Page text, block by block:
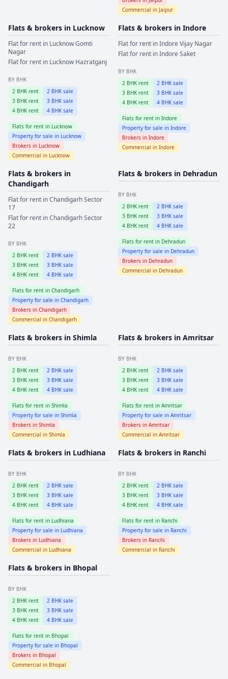
Commercial in Jaipur
Flats & brokers in Lucknow
Flat for rent in LucknowGomti
Nagar
Flat for rent in Lucknow Hazratganj
BY BHK
2 BHK rent 2 BHK sale
3 BHK rent 3 BHK sale
4 BHK rent 4 BHK sale
Flats for rent in Lucknow
Property for sale in Lucknow
Brokers in Lucknow
Commercial in Lucknow
Flats & brokers in Indore
Flat for rent inIndoreVijay Nagar
Flat for rent inIndoreSaket
BY BHK
2 BHK rent 2 BHK sale
3 BHK rent 3 BHK sale
4 BHK rent 4 BHK sale
Flats for rent in Indore
Property for sale in Indore
Brokers in Indore
Commercial in Indore
Flats & brokers in
Chandigarh
Flat for rent inChandigarhSector
17
Flat for rent inChandigarhSector
22
BY BHK
2 BHK rent 2 BHK sale
3 BHK rent 3 BHK sale
4 BHK rent 4 BHK sale
Flats for rent in Chandigarh
Property for sale in Chandigarh
Brokers in Chandigarh
Commercial in Chandigarh
Flats & brokers in Dehradun
BY BHK
2 BHK rent 2 BHK sale
3 BHK rent 3 BHK sale
4 BHK rent 4 BHK sale
Flats for rent in Dehradun
Property for sale in Dehradun
Brokers in Dehradun
Commercial in Dehradun
Flats & brokers in Shimla
BY BHK
2 BHK rent 2 BHK sale
3 BHK rent 3 BHK sale
4 BHK rent 4 BHK sale
Flats for rent in Shimla
Property for sale in Shimla
Brokers in Shimla
Commercial in Shimla
Flats & brokers in Amritsar
BY BHK
2 BHK rent 2 BHK sale
3 BHK rent 3 BHK sale
4 BHK rent 4 BHK sale
Flats for rent in Amritsar
Property for sale in Amritsar
Brokers in Amritsar
Commercial in Amritsar
Flats & brokers in Ludhiana
BY BHK
2 BHK rent 2 BHK sale
3 BHK rent 3 BHK sale
4 BHK rent 4 BHK sale
Flats for rent in Ludhiana
Property for sale in Ludhiana
Brokers in Ludhiana
Commercial in Ludhiana
Flats & brokers in Ranchi
BY BHK
2 BHK rent 2 BHK sale
3 BHK rent 3 BHK sale
4 BHK rent 4 BHK sale
Flats for rent in Ranchi
Property for sale in Ranchi
Brokers in Ranchi
Commercial in Ranchi
Flats & brokers in Bhopal
BY BHK
2 BHK rent 2 BHK sale
3 BHK rent 3 BHK sale
4 BHK rent 4 BHK sale
Flats for rent in Bhopal
Property for sale in Bhopal
Brokers in Bhopal
Commercial in Bhopal